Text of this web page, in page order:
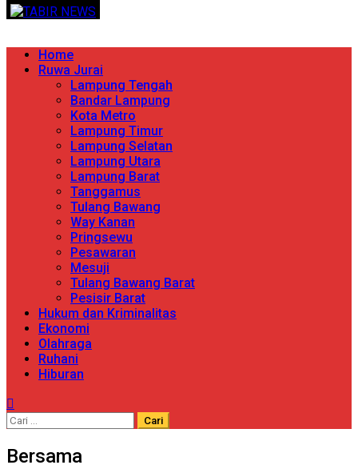
Skip
content
TERPERCAYA MENYINGKAP BERITA
Primary
Menu
Home
Ruwa Jurai
Lampung Tengah
Bandar Lampung
Kota Metro
Lampung Timur
Lampung Selatan
Lampung Utara
Lampung Barat
Tanggamus
Tulang Bawang
Way Kanan
Pringsewu
Pesawaran
Mesuji
Tulang Bawang Barat
Pesisir Barat
Hukum dan Kriminalitas
Ekonomi
Olahraga
Ruhani
Hiburan
Cari
Bersama